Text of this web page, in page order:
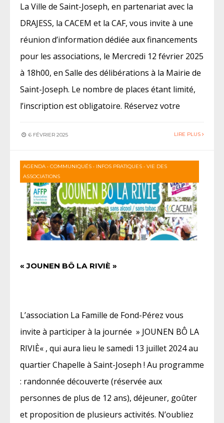
La Ville de Saint-Joseph, en partenariat avec la
DRAJESS, la CACEM et la CAF, vous invite à une
réunion d’information dédiée aux financements
pour les associations, le Mercredi 12 février 2025
à 18h00, en Salle des délibérations à la Mairie de
Saint-Joseph. Le nombre de places étant limité,
l’inscription est obligatoire. Réservez votre
6 FÉVRIER 2025 LIRE PLUS
AGENDA • COMMUNIQUÉS • INFOS PRATIQUES • VIE DES
ASSOCIATIONS
« JOUNEN BÔ LA RIVIÈ »
L’association La Famille de Fond-Pérez vous
invite à participer à la journée » JOUNEN BÔ LA
RIVIÈ« , qui aura lieu le samedi 13 juillet 2024 au
quartier Chapelle à Saint-Joseph ! Au programme
: randonnée découverte (réservée aux
personnes de plus de 12 ans), déjeuner, goûter
et proposition de plusieurs activités. N’oubliez